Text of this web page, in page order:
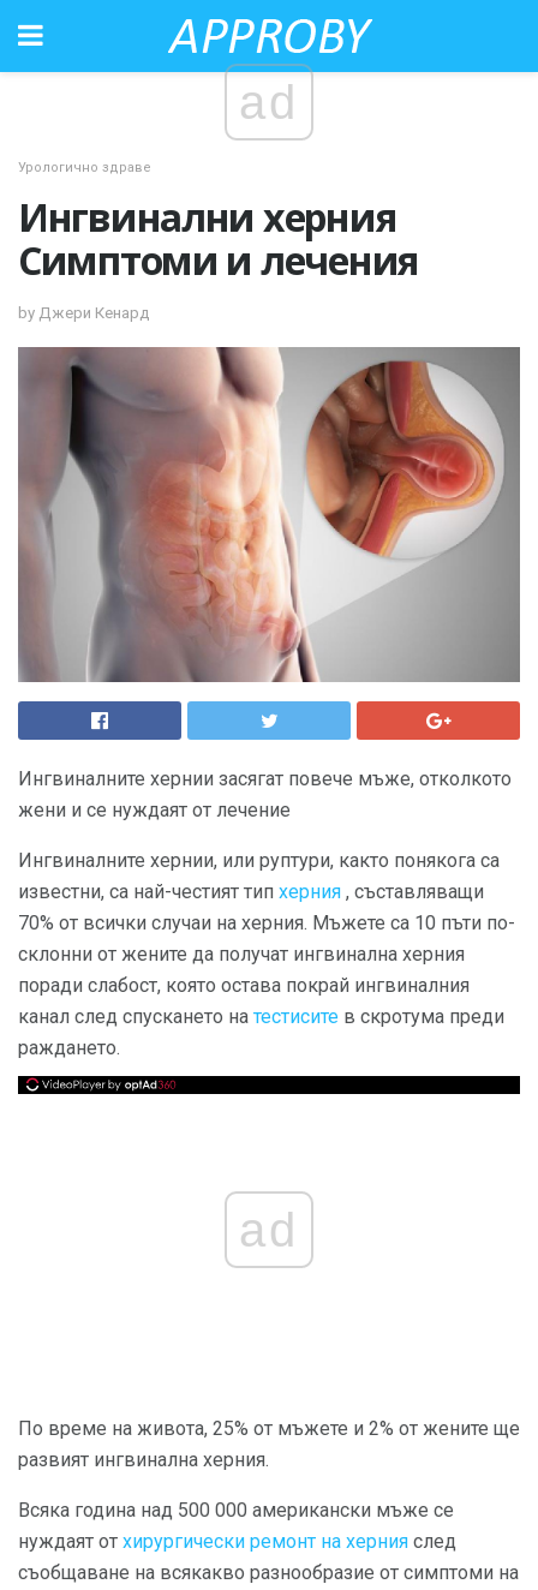
ad
Урологично здраве
Ингвинални херния
Симптоми и лечения
by Джери Кенард
Ингвиналните хернии засягат повече мъже, отколкото
жени и се нуждаят от лечение
Ингвиналните хернии, или руптури, както понякога са
известни, са най-честият тип херния , съставляващи
70% от всички случаи на херния. Мъжете са 10 пъти по-
склонни от жените да получат ингвинална херния
поради слабост, която остава покрай ингвиналния
канал след спускането на тестисите в скротума преди
раждането.
ad
По време на живота, 25% от мъжете и 2% от жените ще
развият ингвинална херния.
Всяка година над 500 000 американски мъже се
нуждаят от хирургически ремонт на херния след
съобщаване на всякакво разнообразие от симптоми на